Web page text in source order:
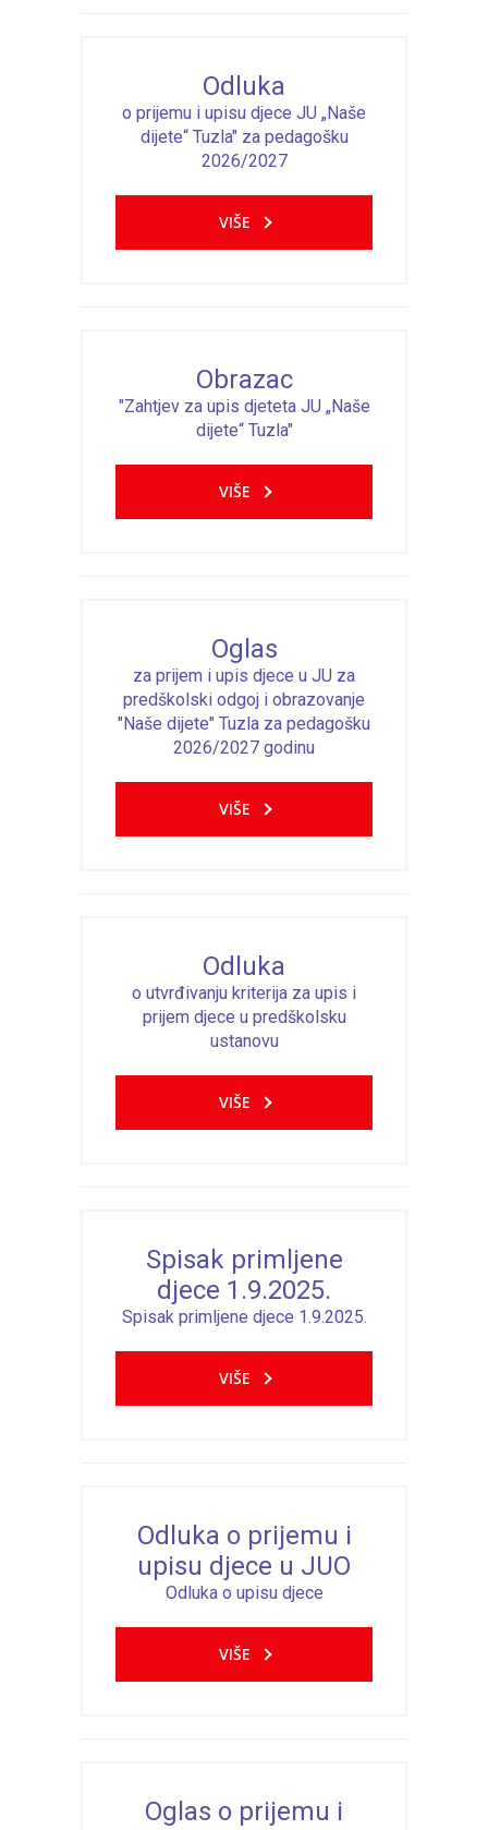
-- COVID-19 Procedure
-- Javne nabavke
---- Osnovni elementi ugovora
Edukacije
-- Edukacije za roditelje
-- Obrasci i zahtjevi
-- Obavještenja za roditelje
Mala škola sporta
Odluka
o prijemu i upisu djece JU „Naše
dijete“ Tuzla" za pedagošku
2026/2027
VIŠE
Obrazac
"Zahtjev za upis djeteta JU „Naše
dijete“ Tuzla"
VIŠE
Oglas
za prijem i upis djece u JU za
predškolski odgoj i obrazovanje
"Naše dijete" Tuzla za pedagošku
2026/2027 godinu
VIŠE
Odluka
o utvrđivanju kriterija za upis i
prijem djece u predškolsku
ustanovu
VIŠE
Spisak primljene
djece 1.9.2025.
Spisak primljene djece 1.9.2025.
VIŠE
Odluka o prijemu i
upisu djece u JUO
Odluka o upisu djece
VIŠE
Oglas o prijemu i